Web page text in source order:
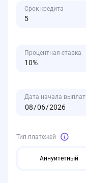
Срок кредита
Процентная ставка
Дата начала выплат
Тип платежей
Аннуитетный